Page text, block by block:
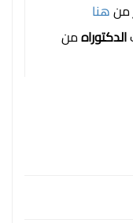
منهنا
الدكتوراهمن